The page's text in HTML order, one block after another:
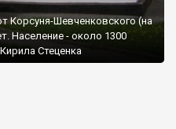
Корсуня-Шевченковского (на
Население - около 1300
Стеценка